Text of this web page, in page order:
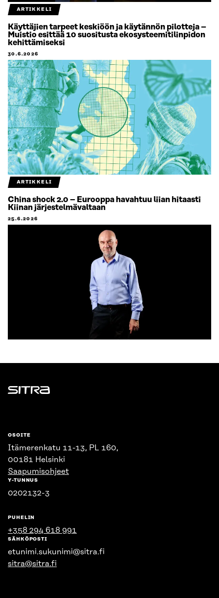
ARTIKKELI
Käyttäjien tarpeet keskiöön ja käytännön pilotteja –
Muistio esittää 10 suositusta ekosysteemitilinpidon
kehittämiseksi
30.6.2026
ARTIKKELI
China shock 2.0 – Eurooppa havahtuu liian hitaasti
Kiinan järjestelmävaltaan
25.6.2026
Sitra
OSOITE
Itämerenkatu 11-13, PL 160,
00181 Helsinki
Saapumisohjeet
Y-TUNNUS
0202132-3
PUHELIN
+358 294 618 991
SÄHKÖPOSTI
etunimi.sukunimi@sitra.fi
sitra@sitra.fi